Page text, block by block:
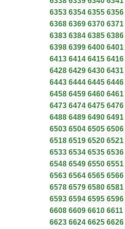
6353 6354 6355 6356
6368 6369 6370 6371
6383 6384 6385 6386
6398 6399 6400 6401
6413 6414 6415 6416
6428 6429 6430 6431
6443 6444 6445 6446
6458 6459 6460 6461
6473 6474 6475 6476
6488 6489 6490 6491
6503 6504 6505 6506
6518 6519 6520 6521
6533 6534 6535 6536
6548 6549 6550 6551
6563 6564 6565 6566
6578 6579 6580 6581
6593 6594 6595 6596
6608 6609 6610 6611
6623 6624 6625 6626